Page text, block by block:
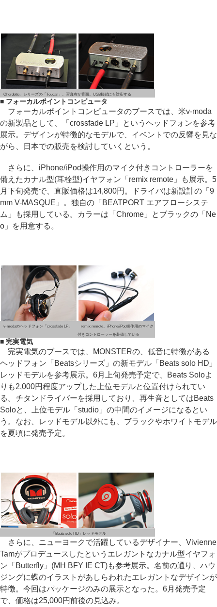
Chordette」シリーズの「Toucan」。写真右が背面。USB接続にも対応する
■ フォーカルポイントコンピュータ
フォーカルポイントコンピュータのブースでは、米v-moda
の新製品として、「crossfade LP」というヘッドフォンを参考
展示。デザインが特徴的なモデルで、イベントでの反響を見な
がら、日本での販売を検討していくという。
さらに、iPhone/iPod操作用のマイク付きコントローラーを
備えたカナル型(耳栓型)イヤフォン「remix remote」も展示。5
月下旬発売で、直販価格は14,800円。ドライバは新設計の「9
mm V-MASQUE」。独自の「BEATPORT エアフローシステ
ム」も採用している。カラーは「Chrome」とブラックの「Ne
o」を用意する。
v-modaのヘッドフォン「crossfade LP」
remix remote。iPhone/iPod操作用のマイク
付きコントローラーを装備している
■ 完実電気
完実電気のブースでは、MONSTERの、低音に特徴がある
ヘッドフォン「Beatsシリーズ」の新モデル「Beats solo HD」
レッドモデルを参考展示。6月上旬発売予定で、Beats Soloよ
りも2,000円程度アップした上位モデルと位置付けられてい
る。チタンドライバーを採用しており、再生音としてはBeats
Soloと、上位モデル「studio」の中間のイメージになるとい
う。なお、レッドモデル以外にも、ブラックやホワイトモデル
を夏頃に発売予定。
「Beats solo HD」レッドモデル
さらに、ニューヨークで活躍しているデザイナー、Vivienne
Tamがプロデュースしたというエレガントなカナル型イヤフォ
ン「Butterfly」(MH BFY IE CT)も参考展示。名前の通り、ハウ
ジングに蝶のイラストがあしらわれたエレガントなデザインが
特徴。今回はパッケージのみの展示となった。6月発売予定
で、価格は25,000円前後の見込み。